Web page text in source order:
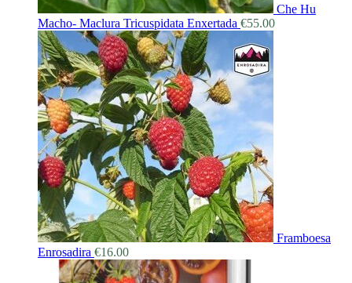
Che Hu
Macho- Maclura Tricuspidata Enxertada €55.00
Framboesa
Enrosadira €16.00